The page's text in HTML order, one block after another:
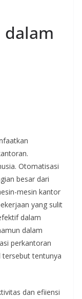
dalam
Otomatisasi
besar dari
mesin kantor
yang sulit
dalam
dalam
perkantoran
tersebut tentunya
dan efiiensi